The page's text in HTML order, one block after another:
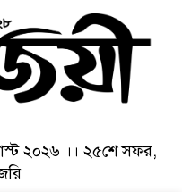
২০২৬ ।। ২৫শে সফর,